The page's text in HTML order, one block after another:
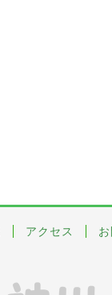
アクセス